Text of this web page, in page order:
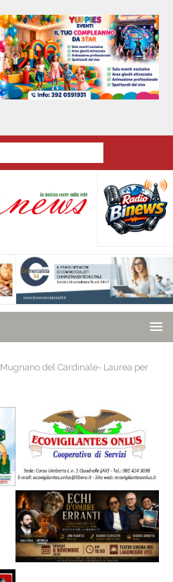
Mugnano del Cardinale- Laurea per